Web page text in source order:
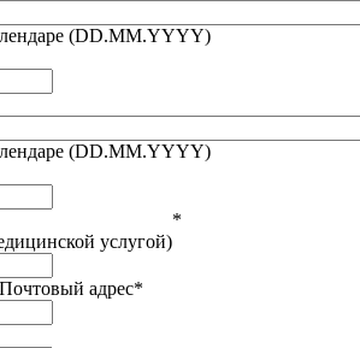
(DD.MM.YYYY)
(DD.MM.YYYY)
услугой)
*
адрес*